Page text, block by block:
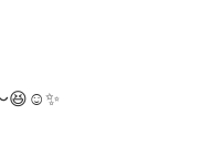
😆☺️✨